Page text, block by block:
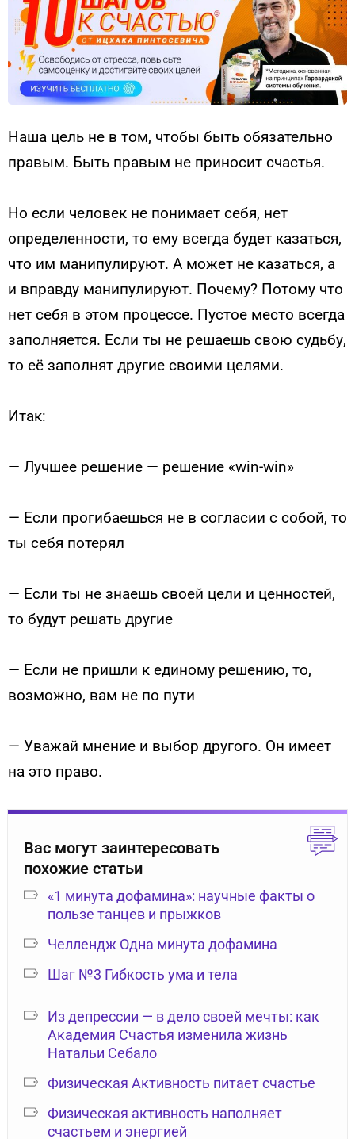
Наша цель не в том, чтобы быть обязательно
правым. Быть правым не приносит счастья.
Но если человек не понимает себя, нет
определенности, то ему всегда будет казаться,
что им манипулируют. А может не казаться, а
и вправду манипулируют. Почему? Потому что
нет себя в этом процессе. Пустое место всегда
заполняется. Если ты не решаешь свою судьбу,
то её заполнят другие своими целями.
Итак:
— Лучшее решение — решение «win-win»
— Если прогибаешься не в согласии с собой, то
ты себя потерял
— Если ты не знаешь своей цели и ценностей,
то будут решать другие
— Если не пришли к единому решению, то,
возможно, вам не по пути
— Уважай мнение и выбор другого. Он имеет
на это право.
Вас могут заинтересовать
похожие статьи
«1 минута дофамина»: научные факты о
пользе танцев и прыжков
Челлендж Одна минута дофамина
Шаг №3 Гибкость ума и тела
Из депрессии — в дело своей мечты: как
Академия Счастья изменила жизнь
Натальи Себало
Физическая Активность питает счастье
Физическая активность наполняет
счастьем и энергией